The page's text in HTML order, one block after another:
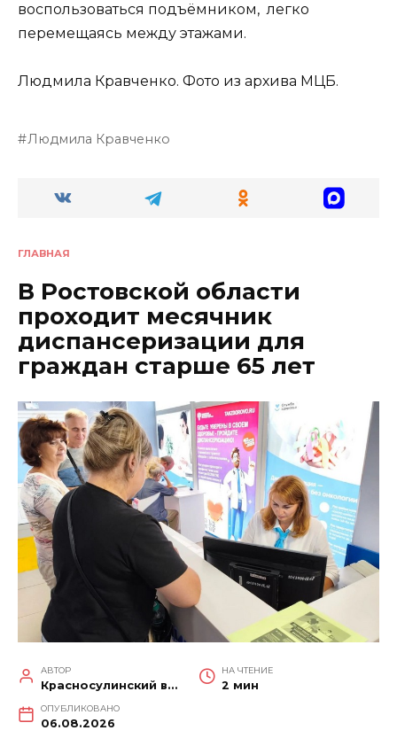
воспользоваться подъёмником, легко
перемещаясь между этажами.
Людмила Кравченко. Фото из архива МЦБ.
Людмила Кравченко
ГЛАВНАЯ
В Ростовской области
проходит месячник
диспансеризации для
граждан старше 65 лет
АВТОР
Красносулинский вестник
НА ЧТЕНИЕ
2 мин
ОПУБЛИКОВАНО
06.08.2026